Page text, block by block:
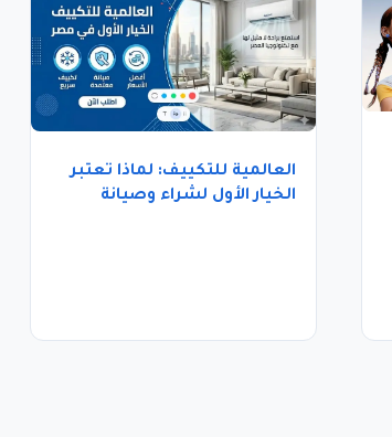
العالمية للتكييف: لماذا تعتبر
الخيار الأول لشراء وصيانة